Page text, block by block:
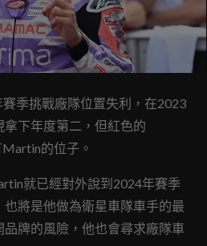
季挑戰廠隊位置失利，在2023
下年度第二，但紅色的
的位子。
就已經對外說到2024年賽季
將是他做為衛星車隊車手的最
牌的風險，他也會尋求廠隊車